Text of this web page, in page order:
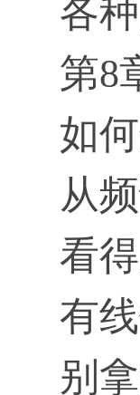
各
第8
如
从
看
有
别